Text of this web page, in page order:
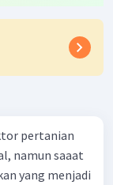
pertanian
namun saaat
yang menjadi